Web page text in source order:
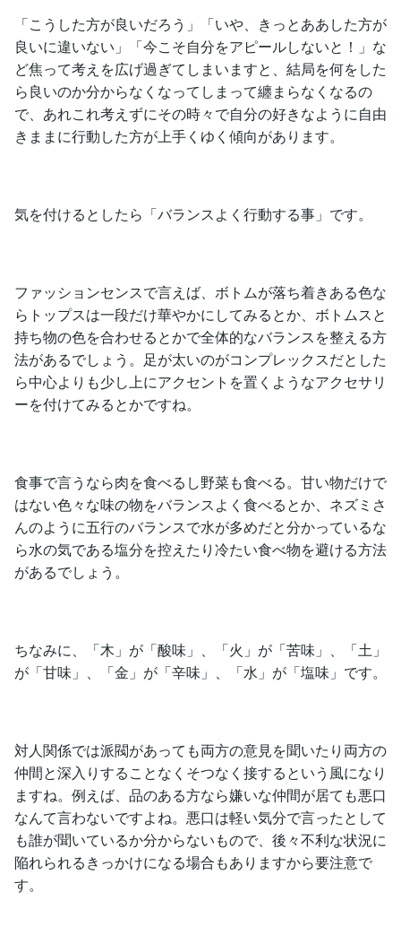
「こうした方が良いだろう」「いや、きっとああした方が
良いに違いない」「今こそ自分をアピールしないと！」な
ど焦って考えを広げ過ぎてしまいますと、結局を何をした
ら良いのか分からなくなってしまって纏まらなくなるの
で、あれこれ考えずにその時々で自分の好きなように自由
きままに行動した方が上手くゆく傾向があります。
気を付けるとしたら「バランスよく行動する事」です。
ファッションセンスで言えば、ボトムが落ち着きある色な
らトップスは一段だけ華やかにしてみるとか、ボトムスと
持ち物の色を合わせるとかで全体的なバランスを整える方
法があるでしょう。足が太いのがコンプレックスだとした
ら中心よりも少し上にアクセントを置くようなアクセサリ
ーを付けてみるとかですね。
食事で言うなら肉を食べるし野菜も食べる。甘い物だけで
はない色々な味の物をバランスよく食べるとか、ネズミさ
んのように五行のバランスで水が多めだと分かっているな
ら水の気である塩分を控えたり冷たい食べ物を避ける方法
があるでしょう。
ちなみに、「木」が「酸味」、「火」が「苦味」、「土」
が「甘味」、「金」が「辛味」、「水」が「塩味」です。
対人関係では派閥があっても両方の意見を聞いたり両方の
仲間と深入りすることなくそつなく接するという風になり
ますね。例えば、品のある方なら嫌いな仲間が居ても悪口
なんて言わないですよね。悪口は軽い気分で言ったとして
も誰が聞いているか分からないもので、後々不利な状況に
陥れられるきっかけになる場合もありますから要注意で
す。